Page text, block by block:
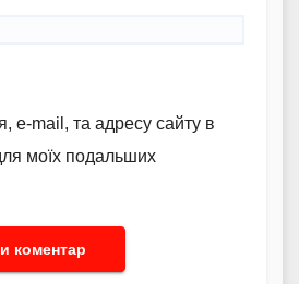
e-mail, та адресу сайту в
моїх подальших